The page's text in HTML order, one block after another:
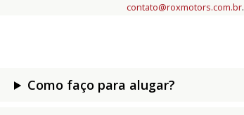
contato@roxmotors.com.br.
Como faço para alugar?